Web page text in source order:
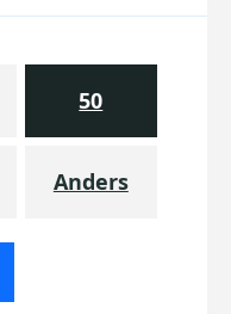
50
Anders